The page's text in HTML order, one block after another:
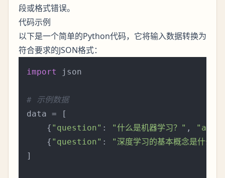
段或格式错误。
代码示例
以下是一个简单的Python代码，它将输入数据转换为
符合要求的JSON格式：
import json
# 示例数据
data = [
    {
"question" : "什么是机器学习？" ,
    {
"question" :
"深度学习的基本概念是什么
]